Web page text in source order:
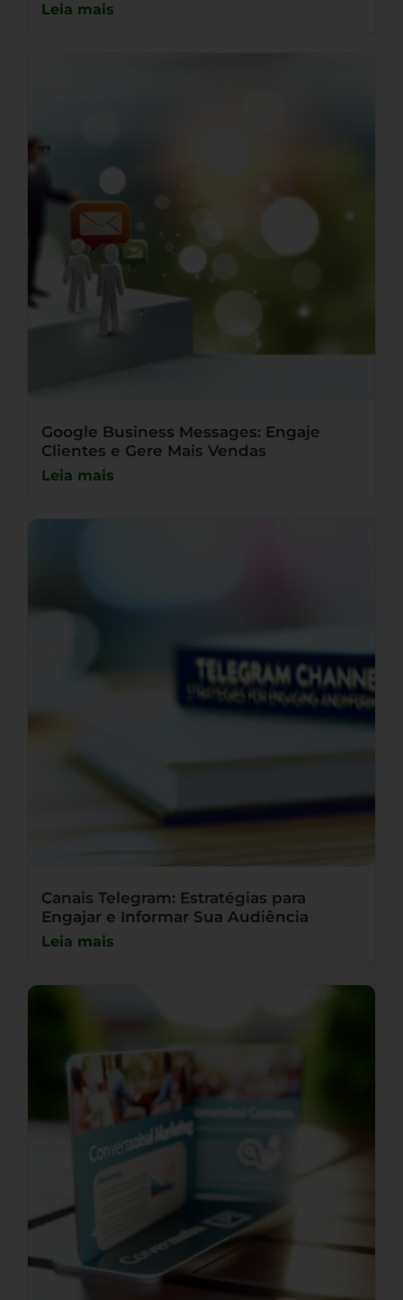
Leia mais
Google Business Messages: Engaje
Clientes e Gere Mais Vendas
Leia mais
Canais Telegram: Estratégias para
Engajar e Informar Sua Audiência
Leia mais